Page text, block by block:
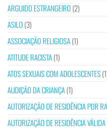
ARGUIDO ESTRANGEIRO (2)
ASILO (3)
ASSOCIAÇÃO RELIGIOSA(1)
ATITUDE RACISTA(1)
ATOS SEXUAIS COM ADOLESCENTES
AUDIÇÃO DA CRIANÇA(1)
AUTORIZAÇÃO DE RESIDÊNCIA POR
AUTORIZAÇÃO DE RESIDÊNCIA VÁLIDA